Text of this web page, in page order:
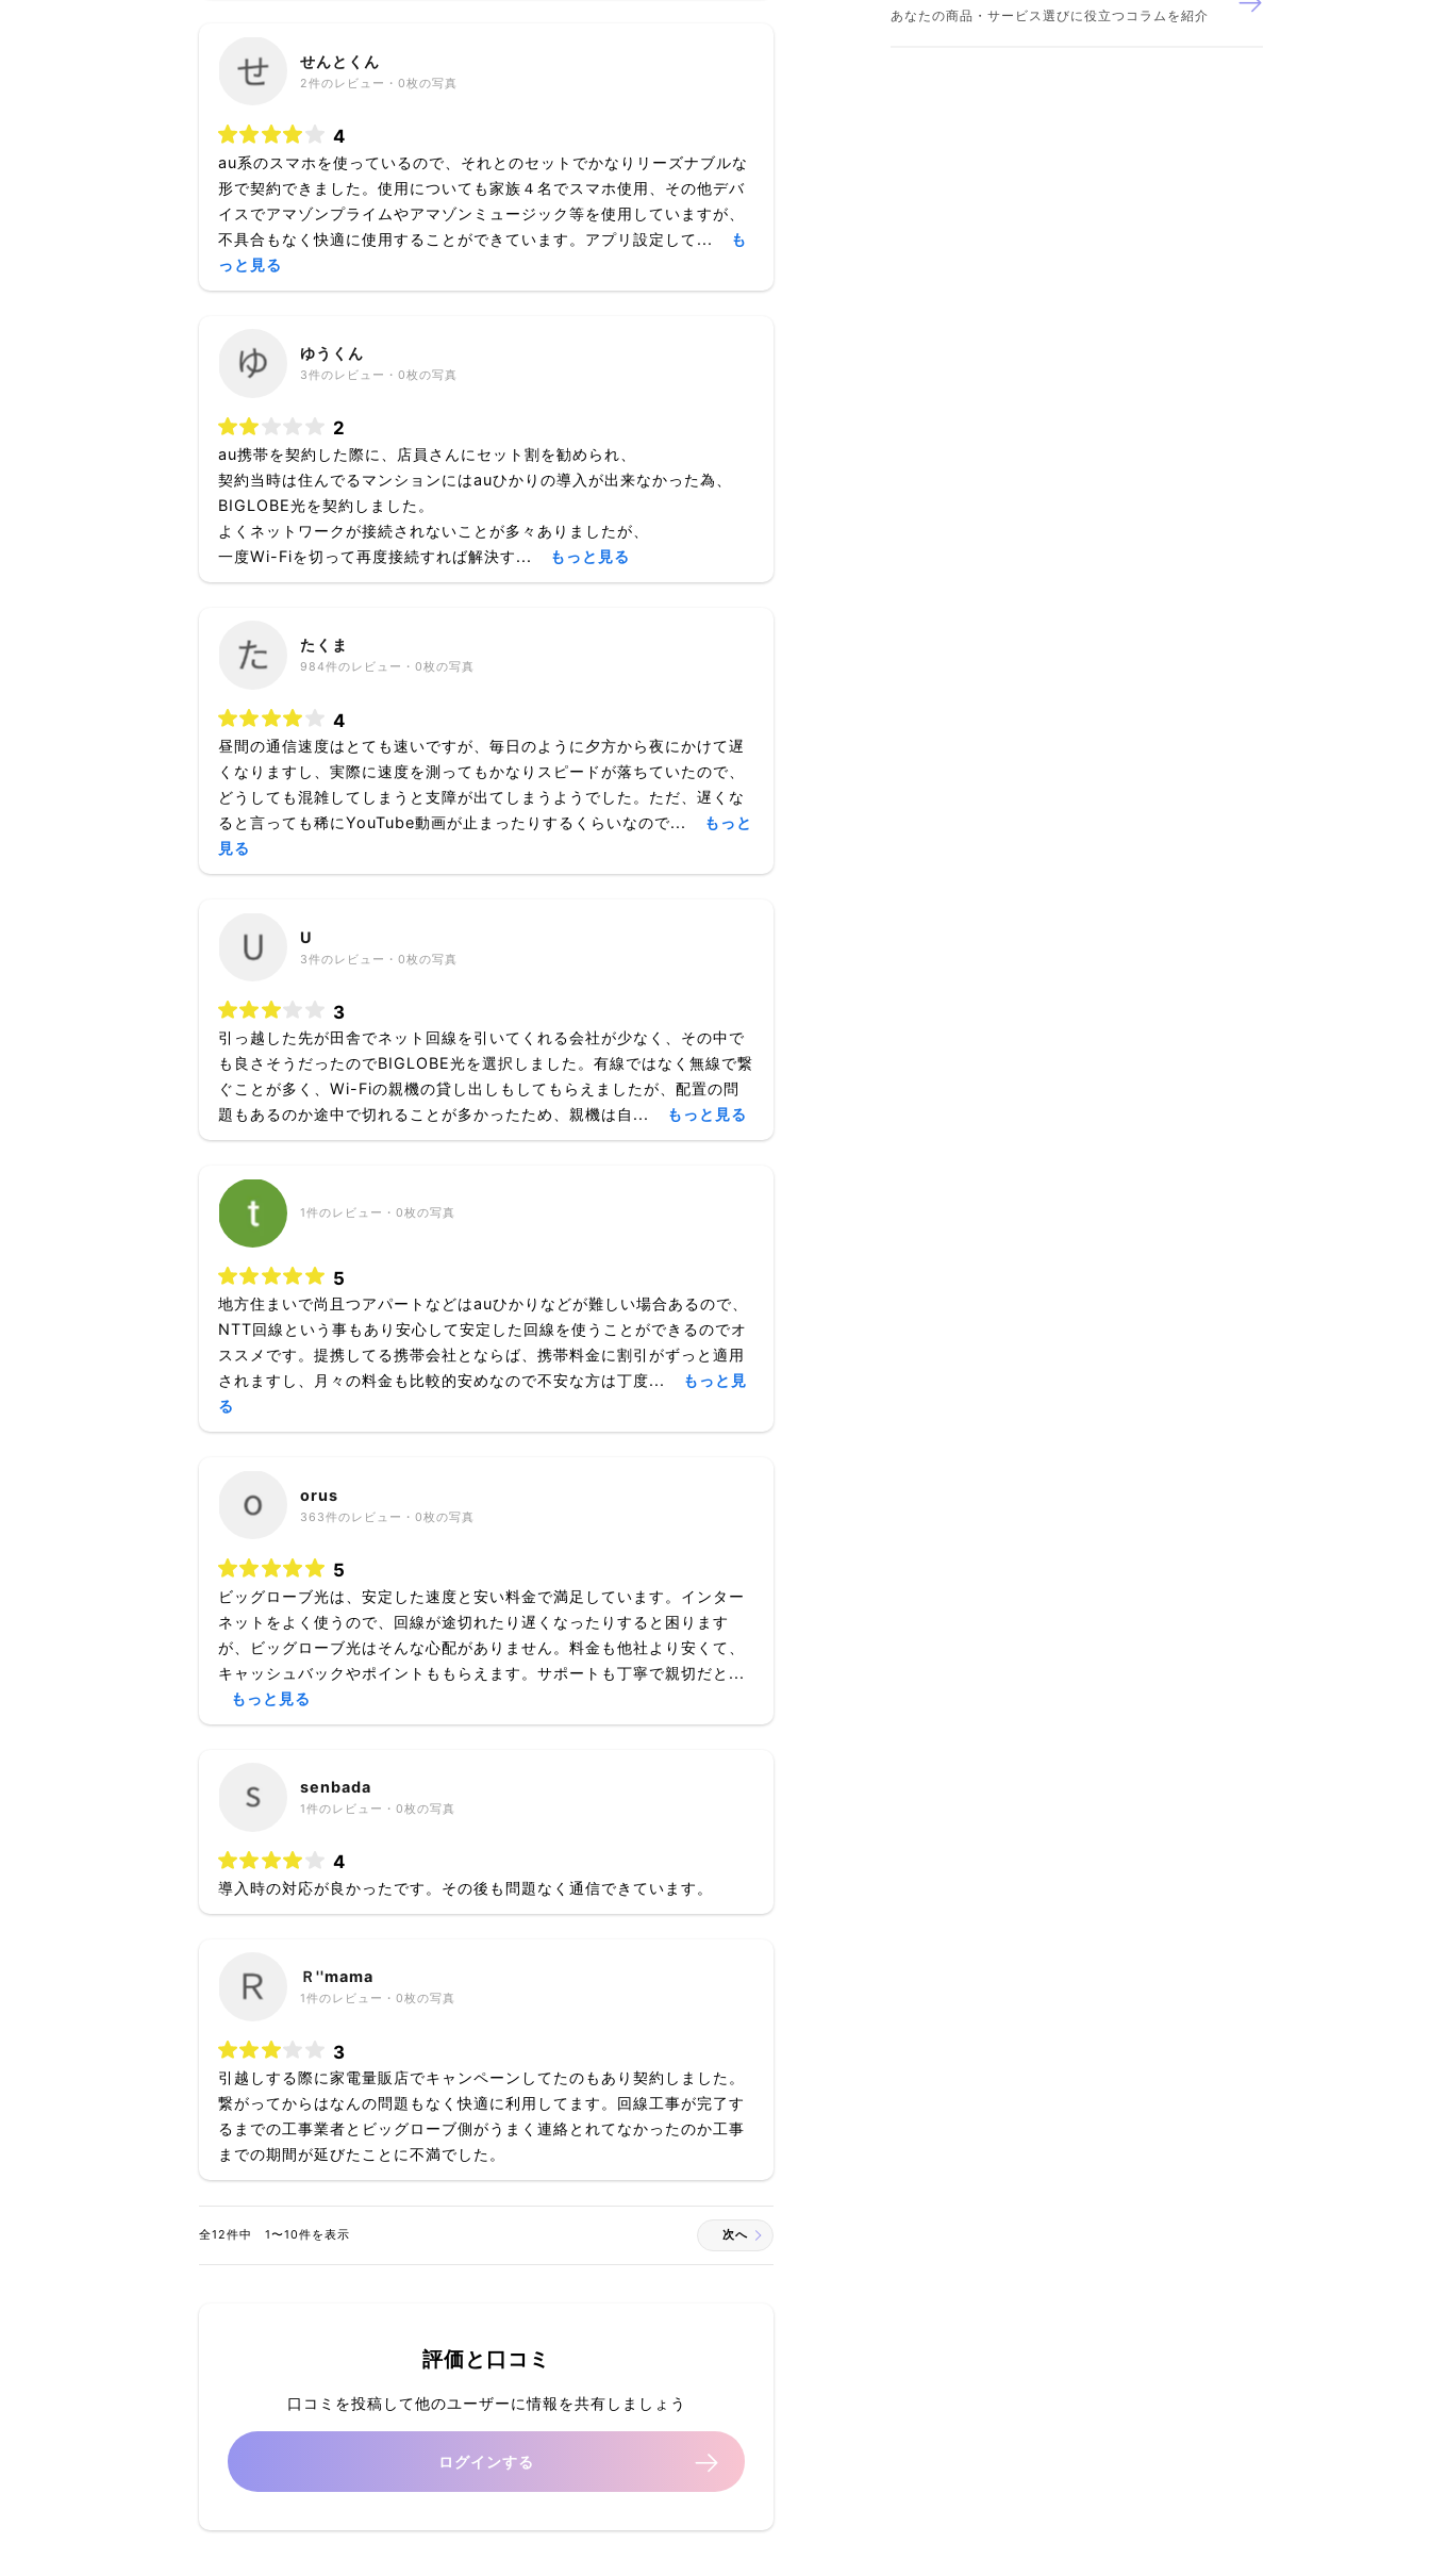
せんとくん
2件のレビュー・ 0枚の写真
4
au系のスマホを使っているので、それとのセットでかなりリーズナブルな
形で契約できました。使用についても家族４名でスマホ使用、その他デバ
イスでアマゾンプライムやアマゾンミュージック等を使用していますが、
不具合もなく快適に使用することができています。アプリ設定して...
も
っと見る
ゆうくん
3件のレビュー・ 0枚の写真
2
au携帯を契約した際に、店員さんにセット割を勧められ、
契約当時は住んでるマンションにはauひかりの導入が出来なかった為、
BIGLOBE光を契約しました。
よくネットワークが接続されないことが多々ありましたが、
一度Wi-Fiを切って再度接続すれば解決す...
もっと見る
たくま
984件のレビュー・ 0枚の写真
4
昼間の通信速度はとても速いですが、毎日のように夕方から夜にかけて遅
くなりますし、実際に速度を測ってもかなりスピードが落ちていたので、
どうしても混雑してしまうと支障が出てしまうようでした。ただ、遅くな
ると言っても稀にYouTube動画が止まったりするくらいなので...
もっと
見る
U
3件のレビュー・ 0枚の写真
3
引っ越した先が田舎でネット回線を引いてくれる会社が少なく、その中で
も良さそうだったのでBIGLOBE光を選択しました。有線ではなく無線で繋
ぐことが多く、Wi-Fiの親機の貸し出しもしてもらえましたが、配置の問
題もあるのか途中で切れることが多かったため、親機は自...
もっと見る
1件のレビュー・ 0枚の写真
5
地方住まいで尚且つアパートなどはauひかりなどが難しい場合あるので、
NTT回線という事もあり安心して安定した回線を使うことができるのでオ
ススメです。提携してる携帯会社とならば、携帯料金に割引がずっと適用
されますし、月々の料金も比較的安めなので不安な方は丁度...
もっと見
る
orus
363件のレビュー・ 0枚の写真
5
ビッグローブ光は、安定した速度と安い料金で満足しています。インター
ネットをよく使うので、回線が途切れたり遅くなったりすると困ります
が、ビッグローブ光はそんな心配がありません。料金も他社より安くて、
キャッシュバックやポイントももらえます。サポートも丁寧で親切だと...
もっと見る
senbada
1 件のレビュー・ 0枚の写真
4
導入時の対応が良かったです。その後も問題なく通信できています。
Ｒ''mama
1 件のレビュー・ 0枚の写真
3
引越しする際に家電量販店でキャンペーンしてたのもあり契約しました。
繋がってからはなんの問題もなく快適に利用してます。回線工事が完了す
るまでの工事業者とビッグローブ側がうまく連絡とれてなかったのか工事
までの期間が延びたことに不満でした。
全12件中 1〜10件を表示 次へ
評価と口コミ
口コミを投稿して他のユーザーに情報を共有しましょう
ログインする
あなたの商品・サービス選びに役立つコラムを紹介